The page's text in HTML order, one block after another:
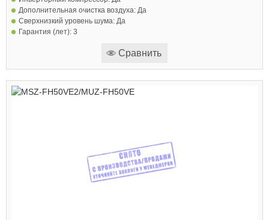
Дополнительная очистка воздуха: Да
Сверхнизкий уровень шума: Да
Гарантия (лет): 3
Сравнить